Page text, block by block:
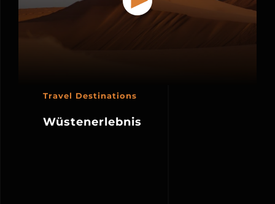
Travel Destinations
Wüstenerlebnis